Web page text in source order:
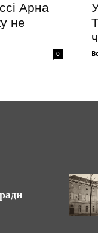
Арна
не
0